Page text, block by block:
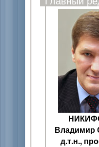
Владимир
д.т.н.,